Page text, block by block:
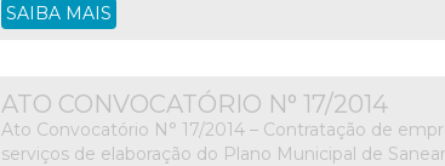
SAIBA MAIS
ATO CONVOCATÓRIO N° 17/2014
Ato Convocatório N° 17/2014 – Contratação de
serviços de elaboração do Plano Municipal de